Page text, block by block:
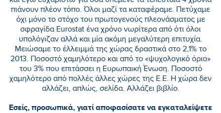
πιάνουν πλέον τόπο. Όλοι μαζί τα καταφέραμε. Πετύχαμε
όχι μόνο το στόχο του πρωτογενούς πλεονάσματος με
σφραγίδα Eurostat ένα χρόνο νωρίτερα από ότι όλοι
υπολόγιζαν αλλά και μία ακόμη μεγαλύτερη επιτυχία.
Μειώσαμε το έλλειμμά της χώρας δραστικά στο 2,1% το
2013. Ποσοστό χαμηλότερο και από το «ψυχολογικό όριο»
του 3% που επιτάσσει η Ευρωπαική Ένωση. Ποσοστό
χαμηλότερο από πολλές άλλες χώρες της Ε.Ε. Η χώρα δεν
αλλάζει, απλώς, σελίδα. Αλλάζει βιβλίο.
Εσείς, προσωπικά, γιατί αποφασίσατε να εγκαταλείψετε